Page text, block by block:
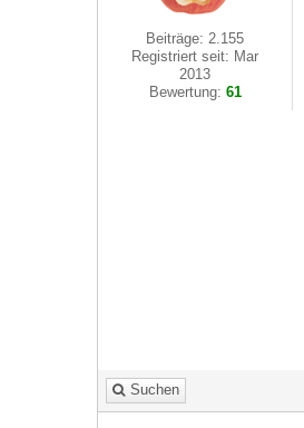
Beiträge: 2.155
Registriert seit: Mar
2013
Bewertung: 61
Suchen